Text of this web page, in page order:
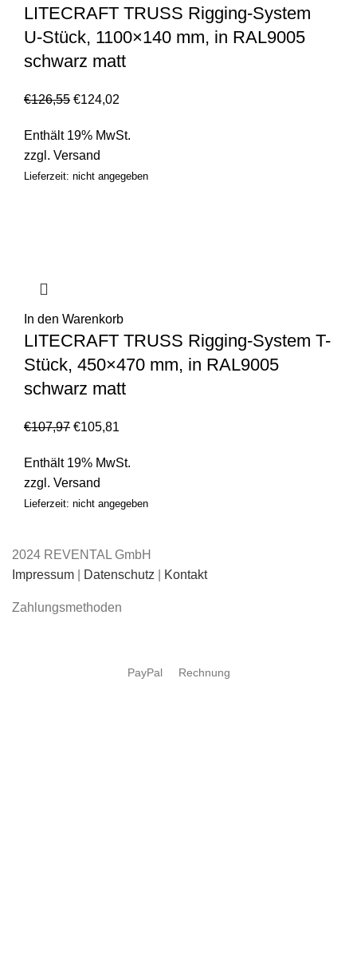
LITECRAFT TRUSS Rigging-System
U-Stück, 1100×140 mm, in RAL9005
schwarz matt
€126,55 €124,02
Enthält 19% MwSt.
zzgl. Versand
Lieferzeit: nicht angegeben
In den Warenkorb
LITECRAFT TRUSS Rigging-System T-
Stück, 450×470 mm, in RAL9005
schwarz matt
€107,97 €105,81
Enthält 19% MwSt.
zzgl. Versand
Lieferzeit: nicht angegeben
2024 REVENTAL GmbH
Impressum
Datenschutz Kontakt
Zahlungsmethoden
PayPal Rechnung